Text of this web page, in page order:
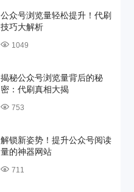
公众号浏览量轻松提升！代刷
技巧大解析
1049
揭秘公众号浏览量背后的秘
密：代刷真相大揭
753
解锁新姿势！提升公众号阅读
量的神器网站
711